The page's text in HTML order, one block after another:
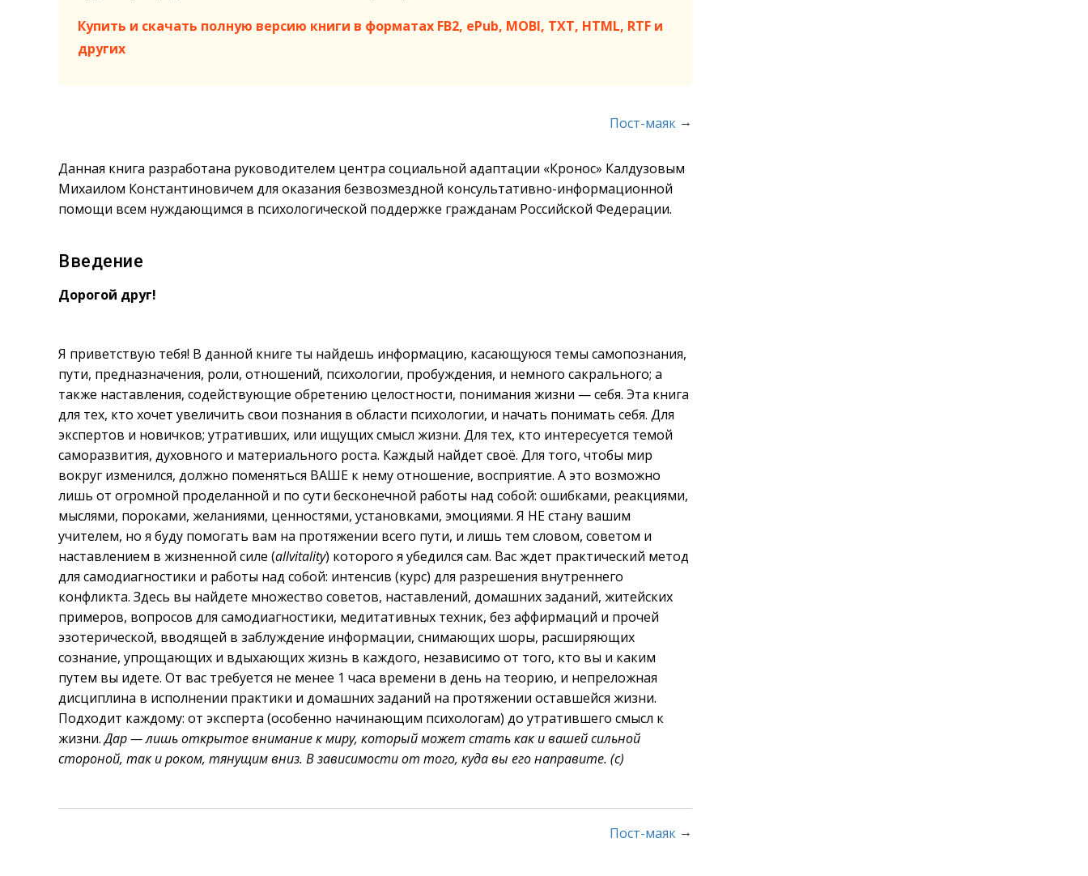
Купить и скачать полную версию книги в форматах FB2, ePub, MOBI, TXT, HTML, RTF и
других
Пост-маяк →
Данная книга разработана руководителем центра социальной адаптации «Кронос» Калдузовым
Михаилом Константиновичем для оказания безвозмездной консультативно-информационной
помощи всем нуждающимся в психологической поддержке гражданам Российской Федерации.
Введение
Дорогой друг!
Я приветствую тебя! В данной книге ты найдешь информацию, касающуюся темы самопознания,
пути, предназначения, роли, отношений, психологии, пробуждения, и немного сакрального; а
также наставления, содействующие обретению целостности, понимания жизни — себя. Эта книга
для тех, кто хочет увеличить свои познания в области психологии, и начать понимать себя. Для
экспертов и новичков; утративших, или ищущих смысл жизни. Для тех, кто интересуется темой
саморазвития, духовного и материального роста. Каждый найдет своё. Для того, чтобы мир
вокруг изменился, должно поменяться ВАШЕ к нему отношение, восприятие. А это возможно
лишь от огромной проделанной и по сути бесконечной работы над собой: ошибками, реакциями,
мыслями, пороками, желаниями, ценностями, установками, эмоциями. Я НЕ стану вашим
учителем, но я буду помогать вам на протяжении всего пути, и лишь тем словом, советом и
наставлением в жизненной силе (allvitality) которого я убедился сам. Вас ждет практический метод
для самодиагностики и работы над собой: интенсив (курс) для разрешения внутреннего
конфликта. Здесь вы найдете множество советов, наставлений, домашних заданий, житейских
примеров, вопросов для самодиагностики, медитативных техник, без аффирмаций и прочей
эзотерической, вводящей в заблуждение информации, снимающих шоры, расширяющих
сознание, упрощающих и вдыхающих жизнь в каждого, независимо от того, кто вы и каким
путем вы идете. От вас требуется не менее 1 часа времени в день на теорию, и непреложная
дисциплина в исполнении практики и домашних заданий на протяжении оставшейся жизни.
Подходит каждому: от эксперта (особенно начинающим психологам) до утратившего смысл к
жизни.Дар — лишь открытое внимание к миру, который может стать как и вашей сильной
стороной, так и роком, тянущим вниз. В зависимости от того, куда вы его направите. (с)
Пост-маяк →